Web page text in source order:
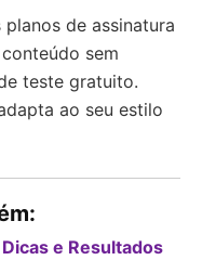
de assinatura
sem
teste gratuito.
ao seu estilo
e Resultados